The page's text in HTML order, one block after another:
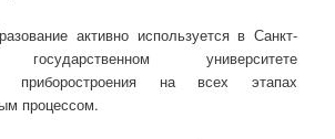
активно используется в Санкт-
государственном университете
приборостроения на всех этапах
процессом.